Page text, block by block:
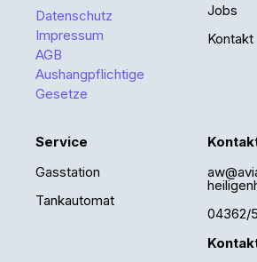
Datenschutz
Impressum
AGB
Aushangpflichtige
Gesetze
Jobs
Kontakt
Service
Gasstation
Tankautomat
04362/